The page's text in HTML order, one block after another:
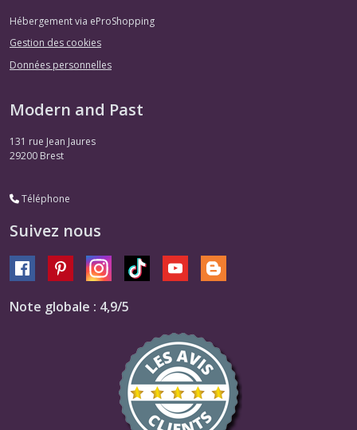
Hébergement via eProShopping
Gestion des cookies
Données personnelles
Modern and Past
131 rue Jean Jaures
29200 Brest
Téléphone
Suivez nous
Note globale : 4,9/5